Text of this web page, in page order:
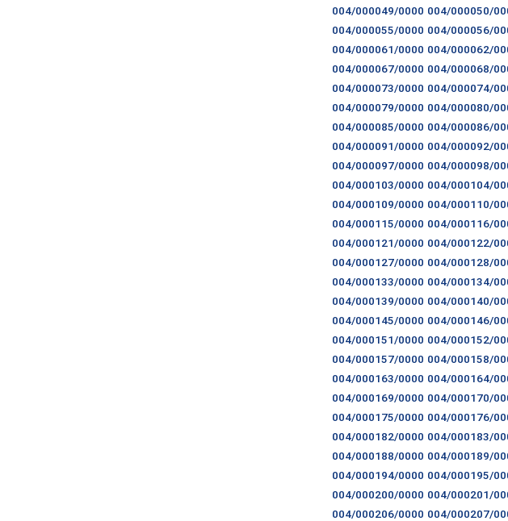
004/000049/0000 004/000050/
004/000055/0000 004/000056/
004/000061/0000 004/000062/
004/000067/0000 004/000068/
004/000073/0000 004/000074/
004/000079/0000 004/000080/
004/000085/0000 004/000086/
004/000091/0000 004/000092/
004/000097/0000 004/000098/
004/000103/0000 004/000104/
004/000109/0000 004/000110/
004/000115/0000 004/000116/
004/000121/0000 004/000122/
004/000127/0000 004/000128/
004/000133/0000 004/000134/
004/000139/0000 004/000140/
004/000145/0000 004/000146/
004/000151/0000 004/000152/
004/000157/0000 004/000158/
004/000163/0000 004/000164/
004/000169/0000 004/000170/
004/000175/0000 004/000176/
004/000182/0000 004/000183/
004/000188/0000 004/000189/
004/000194/0000 004/000195/
004/000200/0000 004/000201/
004/000206/0000 004/000207/